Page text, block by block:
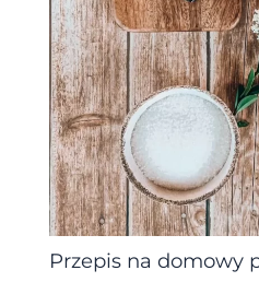
Przepis na domowy